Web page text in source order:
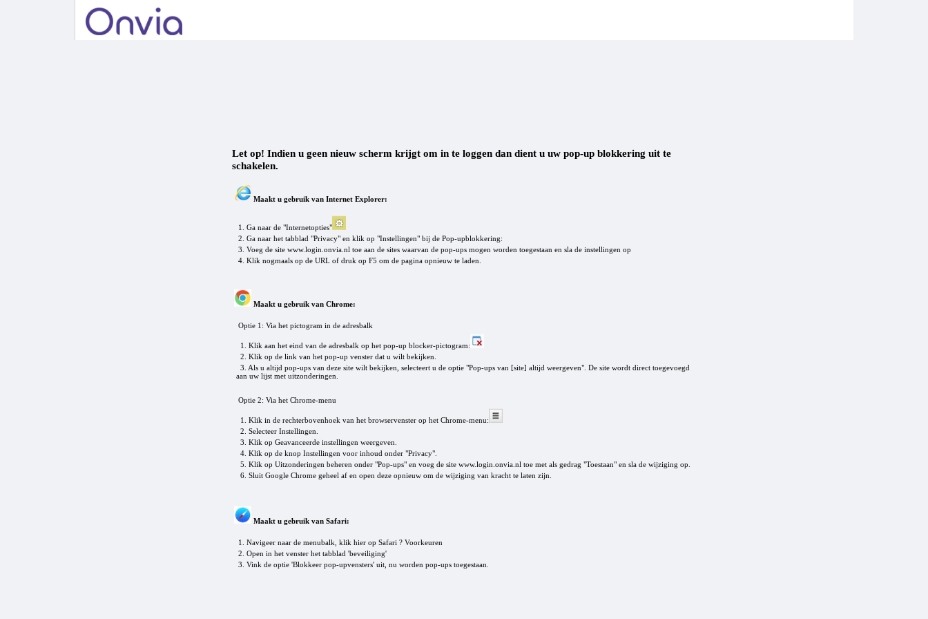
Let op! Indien u geen nieuw scherm krijgt om in te loggen dan dient u uw pop-up blokkering uit te
schakelen.
Maakt u gebruik van Internet Explorer:
1. Ga naar de "Internetopties"
2. Ga naar het tabblad "Privacy" en klik op "Instellingen" bij de Pop-upblokkering:
3. Voeg de site www.login.onvia.nl toe aan de sites waarvan de pop-ups mogen worden toegestaan en sla de instellingen op
4. Klik nogmaals op de URL of druk op F5 om de pagina opnieuw te laden.
Maakt u gebruik van Chrome:
Optie 1: Via het pictogram in de adresbalk
1. Klik aan het eind van de adresbalk op het pop-up blocker-pictogram:
2. Klik op de link van het pop-up venster dat u wilt bekijken.
3. Als u altijd pop-ups van deze site wilt bekijken, selecteert u de optie "Pop-ups van [site] altijd weergeven". De site wordt direct toegevoegd
aan uw lijst met uitzonderingen.
Optie 2: Via het Chrome-menu
1. Klik in de rechterbovenhoek van het browservenster op het Chrome-menu:
2. Selecteer Instellingen.
3. Klik op Geavanceerde instellingen weergeven.
4. Klik op de knop Instellingen voor inhoud onder "Privacy".
5. Klik op Uitzonderingen beheren onder "Pop-ups" en voeg de site www.login.onvia.nl toe met als gedrag "Toestaan" en sla de wijziging op.
6. Sluit Google Chrome geheel af en open deze opnieuw om de wijziging van kracht te laten zijn.
Maakt u gebruik van Safari:
1. Navigeer naar de menubalk, klik hier op Safari ? Voorkeuren
2. Open in het venster het tabblad 'beveiliging'
3. Vink de optie 'Blokkeer pop-upvensters' uit, nu worden pop-ups toegestaan.